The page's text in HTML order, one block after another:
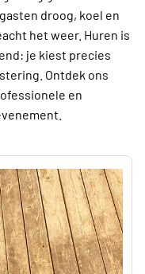
droog, koel en
het weer. Huren is
je kiest precies
Ontdek ons
en